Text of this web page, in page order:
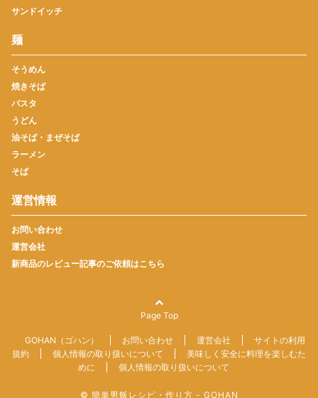
サンドイッチ
麺
そうめん
焼きそば
パスタ
うどん
油そば・まぜそば
ラーメン
そば
運営情報
お問い合わせ
運営会社
新商品のレビュー記事のご依頼はこちら
Page Top
GOHAN（ゴハン） お問い合わせ 運営会社
サイトの利用
規約
個人情報の取り扱いについて
美味しく安全に料理を楽しむた
めに
個人情報の取り扱いについて
© 簡単男飯レシピ・作り方 - GOHAN